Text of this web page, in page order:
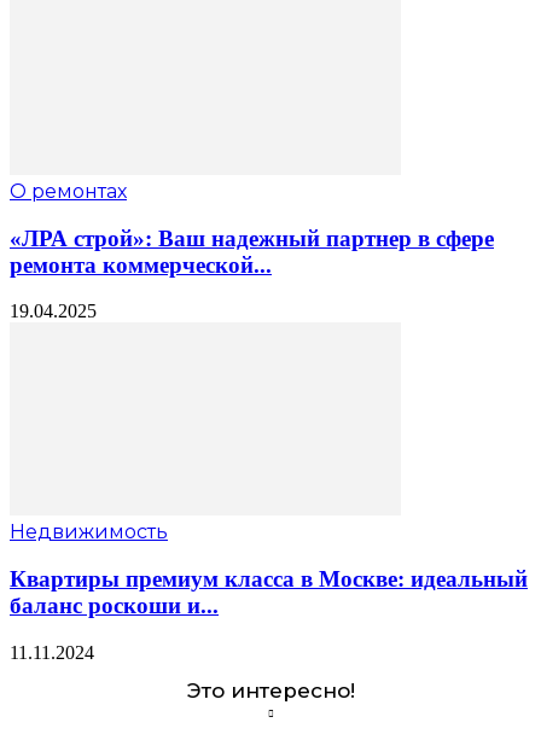
О ремонтах
«ЛРА строй»: Ваш надежный партнер в сфере
ремонта коммерческой...
19.04.2025
Недвижимость
Квартиры премиум класса в Москве: идеальный
баланс роскоши и...
11.11.2024
Это интересно!